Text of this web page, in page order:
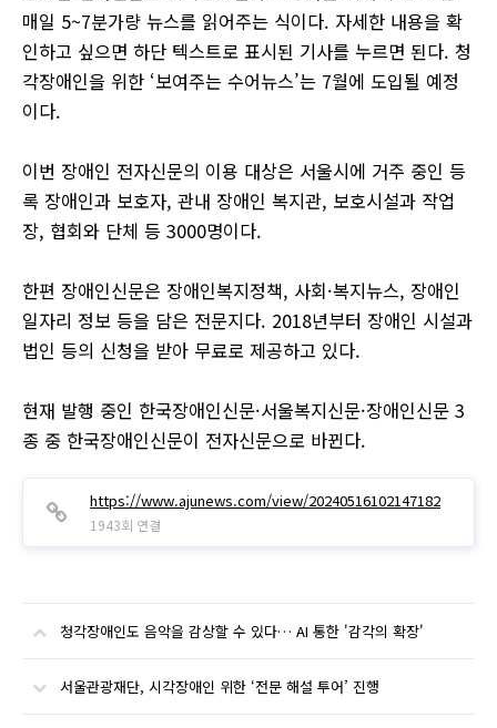
매일 5~7분가량 뉴스를 읽어주는 식이다. 자세한 내용을 확
인하고 싶으면 하단 텍스트로 표시된 기사를 누르면 된다. 청
각장애인을 위한 ‘보여주는 수어뉴스’는 7월에 도입될 예정
이다.
이번 장애인 전자신문의 이용 대상은 서울시에 거주 중인 등
록 장애인과 보호자, 관내 장애인 복지관, 보호시설과 작업
장, 협회와 단체 등 3000명이다.
한편 장애인신문은 장애인복지정책, 사회·복지뉴스, 장애인
일자리 정보 등을 담은 전문지다. 2018년부터 장애인 시설과
법인 등의 신청을 받아 무료로 제공하고 있다.
현재 발행 중인 한국장애인신문·서울복지신문·장애인신문 3
종 중 한국장애인신문이 전자신문으로 바뀐다.
https://www.ajunews.com/view/20240516102147182
1943회 연결
청각장애인도 음악을 감상할 수 있다… AI 통한 '감각의 확장'
서울관광재단, 시각장애인 위한 ‘전문 해설 투어’ 진행